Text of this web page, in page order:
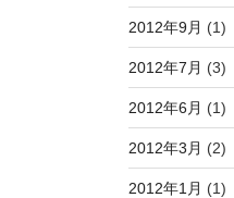
2012年9月 (1)
2012年7月 (3)
2012年6月 (1)
2012年3月 (2)
2012年1月 (1)